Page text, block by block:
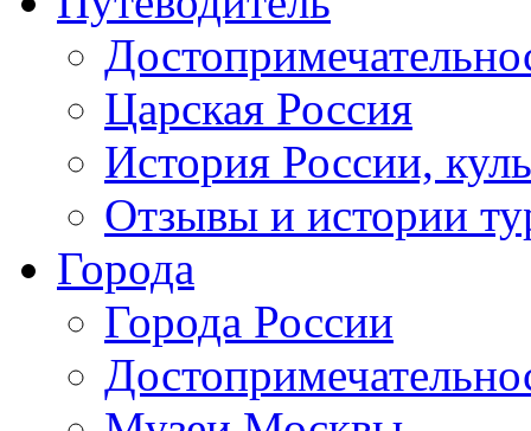
Царская Россия
История России,
Отзывы и истории
Города
Города России